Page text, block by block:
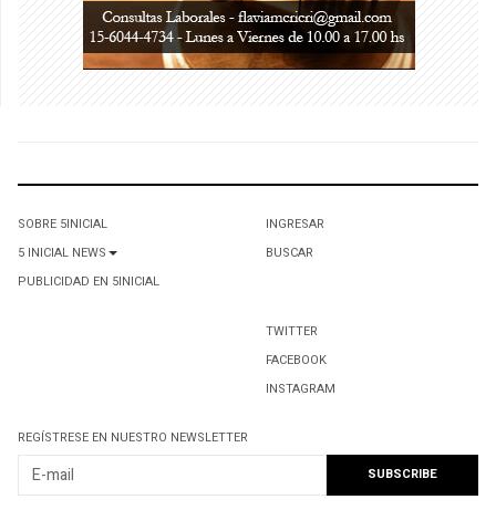
SOBRE 5INICIAL
5 INICIAL NEWS
PUBLICIDAD EN 5INICIAL
INGRESAR
BUSCAR
TWITTER
FACEBOOK
INSTAGRAM
REGÍSTRESE EN NUESTRO NEWSLETTER